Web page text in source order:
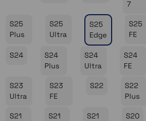
7
S25
Plus
S25
Ultra
S25
Edge
S25
FE
S24
S24
Plus
S24
Ultra
S24
FE
S23
Ultra
S23
FE
S22
S22
Plus
S21
S21
S21
S20